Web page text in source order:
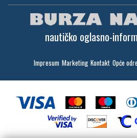
nautičko oglasno-
Impresum Marketing Kontakt Opće